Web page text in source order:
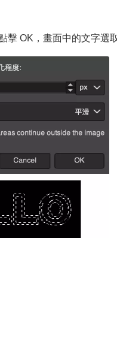
擊 OK，畫面中的文字選